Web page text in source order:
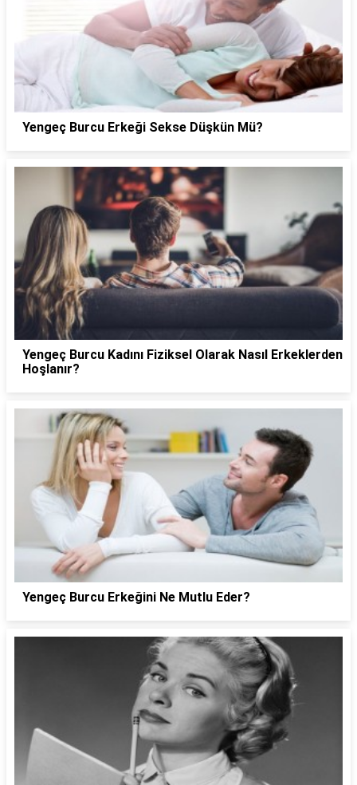
Yengeç Burcu Erkeği Sekse Düşkün Mü?
Yengeç Burcu Kadını Fiziksel Olarak Nasıl Erkeklerden
Hoşlanır?
Yengeç Burcu Erkeğini Ne Mutlu Eder?